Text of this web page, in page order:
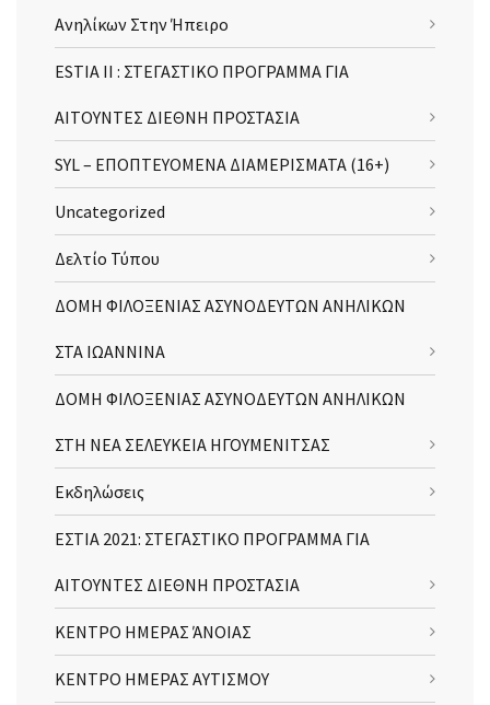
Ανηλίκων Στην Ήπειρο
ESTIA II : ΣΤΕΓΑΣΤΙΚΟ ΠΡΟΓΡΑΜΜΑ ΓΙΑ
ΑΙΤΟΥΝΤΕΣ ΔΙΕΘΝΗ ΠΡΟΣΤΑΣΙΑ
SYL – ΕΠΟΠΤΕΥΟΜΕΝΑ ΔΙΑΜΕΡΙΣΜΑΤΑ (16+)
Uncategorized
Δελτίο Τύπου
ΔΟΜΗ ΦΙΛΟΞΕΝΙΑΣ ΑΣΥΝΟΔΕΥΤΩΝ ΑΝΗΛΙΚΩΝ
ΣΤΑ ΙΩΑΝΝΙΝΑ
ΔΟΜΗ ΦΙΛΟΞΕΝΙΑΣ ΑΣΥΝΟΔΕΥΤΩΝ ΑΝΗΛΙΚΩΝ
ΣΤΗ ΝΕΑ ΣΕΛΕΥΚΕΙΑ ΗΓΟΥΜΕΝΙΤΣΑΣ
Εκδηλώσεις
ΕΣΤΙΑ 2021: ΣΤΕΓΑΣΤΙΚΟ ΠΡΟΓΡΑΜΜΑ ΓΙΑ
ΑΙΤΟΥΝΤΕΣ ΔΙΕΘΝΗ ΠΡΟΣΤΑΣΙΑ
ΚΕΝΤΡΟ ΗΜΕΡΑΣ ΆΝΟΙΑΣ
ΚΕΝΤΡΟ ΗΜΕΡΑΣ ΑΥΤΙΣΜΟΥ